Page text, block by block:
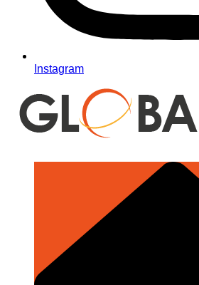
Instagram